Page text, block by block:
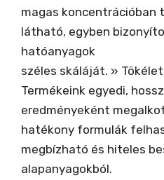
magas koncentrációban
látható, egyben
hatóanyagok
széles skáláját. »
Termékeink egyedi,
eredményeként
hatékony formulák
megbízható és hiteles
alapanyagokból.